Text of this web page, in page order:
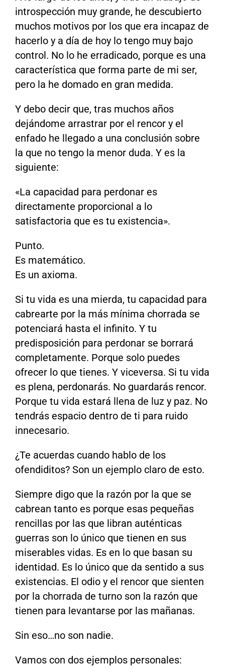
introspección muy grande, he descubierto
muchos motivos por los que era incapaz de
hacerlo y a día de hoy lo tengo muy bajo
control. No lo he erradicado, porque es una
característica que forma parte de mi ser,
pero la he domado en gran medida.
Y debo decir que, tras muchos años
dejándome arrastrar por el rencor y el
enfado he llegado a una conclusión sobre
la que no tengo la menor duda. Y es la
siguiente:
«La capacidad para perdonar es
directamente proporcional a lo
satisfactoria que es tu existencia».
Punto.
Es matemático.
Es un axioma.
Si tu vida es una mierda, tu capacidad para
cabrearte por la más mínima chorrada se
potenciará hasta el infinito. Y tu
predisposición para perdonar se borrará
completamente. Porque solo puedes
ofrecer lo que tienes. Y viceversa. Si tu vida
es plena, perdonarás. No guardarás rencor.
Porque tu vida estará llena de luz y paz. No
tendrás espacio dentro de ti para ruido
innecesario.
¿Te acuerdas cuando hablo de los
ofendiditos? Son un ejemplo claro de esto.
Siempre digo que la razón por la que se
cabrean tanto es porque esas pequeñas
rencillas por las que libran auténticas
guerras son lo único que tienen en sus
miserables vidas. Es en lo que basan su
identidad. Es lo único que da sentido a sus
existencias. El odio y el rencor que sienten
por la chorrada de turno son la razón que
tienen para levantarse por las mañanas.
Sin eso…no son nadie.
Vamos con dos ejemplos personales: